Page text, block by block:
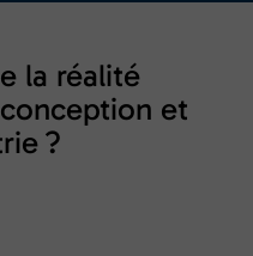
la réalité
et
?